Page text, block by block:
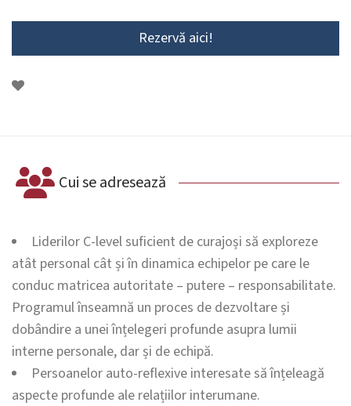
Rezervă aici!
Cui se adresează
Liderilor C-level suficient de curajoși să exploreze
atât personal cât și în dinamica echipelor pe care le
conduc matricea autoritate – putere – responsabilitate.
Programul înseamnă un proces de dezvoltare și
dobândire a unei înțelegeri profunde asupra lumii
interne personale, dar și de echipă.
Persoanelor auto-reflexive interesate să înțeleagă
aspecte profunde ale relațiilor interumane.